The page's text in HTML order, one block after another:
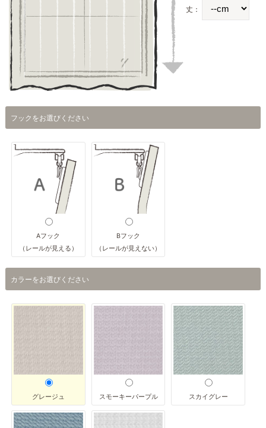
丈：
フックをお選びください
Aフック
（レールが見える）
Bフック
（レールが見えない）
カラーをお選びください
グレージュ スモーキーパープル スカイグレー